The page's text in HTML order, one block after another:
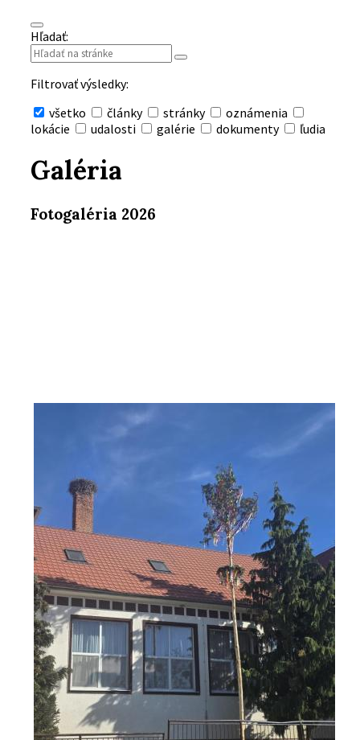
Hľadať:
Filtrovať výsledky:
všetko
články stránky
oznámenia
lokácie
udalosti galérie dokumenty ľudia
vyhľadávanie
Galéria
Fotogaléria 2026